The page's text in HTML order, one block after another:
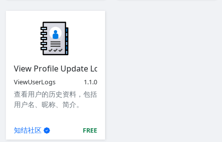
View Profile Update Logs
ViewUserLogs 1.1.0
查看用户的历史资料，包括
用户名、昵称、简介。
知结社区 FREE